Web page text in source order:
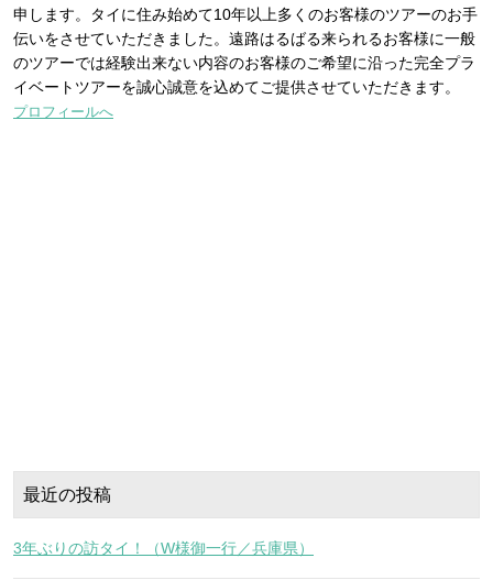
申します。タイに住み始めて10年以上多くのお客様のツアーのお手
伝いをさせていただきました。遠路はるばる来られるお客様に一般
のツアーでは経験出来ない内容のお客様のご希望に沿った完全プラ
イベートツアーを誠心誠意を込めてご提供させていただきます。
プロフィールへ
最近の投稿
3年ぶりの訪タイ！（W様御一行／兵庫県）